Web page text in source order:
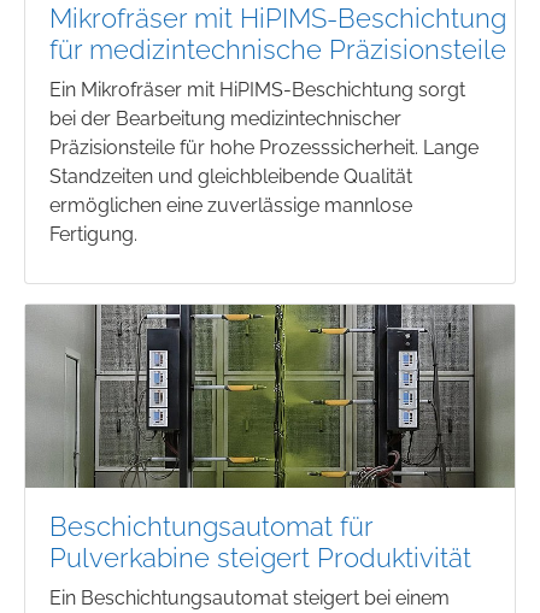
Mikrofräser mit HiPIMS-Beschichtung
für medizintechnische Präzisionsteile
Ein Mikrofräser mit HiPIMS-Beschichtung sorgt
bei der Bearbeitung medizintechnischer
Präzisionsteile für hohe Prozesssicherheit. Lange
Standzeiten und gleichbleibende Qualität
ermöglichen eine zuverlässige mannlose
Fertigung.
Beschichtungsautomat für
Pulverkabine steigert Produktivität
Ein Beschichtungsautomat steigert bei einem